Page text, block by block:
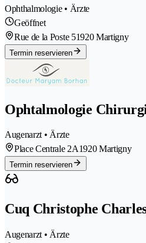
Ophthalmologie • Ärzte
Geöffnet
Rue de la Poste 51920 Martigny
Termin reservieren
Ophtalmologie
Augenarzt • Ärzte
Place Centrale 2A1920 Martigny
Termin reservieren
Cuq Christophe
Augenarzt • Ärzte